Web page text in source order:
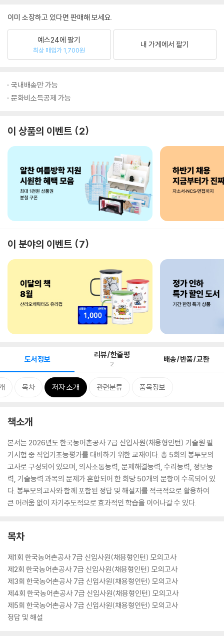
이미 소장하고 있다면 판매해 보세요.
예스24에 팔기
최상 매입가 1,700원
내 가게에서 팔기
국내배송만 가능
문화비소득공제 가능
이 상품의 이벤트 2
이 분야의 이벤트 7
도서정보 리뷰/한줄평
2 배송/반품/교환
목차 저자 소개 관련분류 품목정보
책소개
본서는 2026년도 한국농어촌공사 7급 신입사원(채용형인턴) 기술원 필
기시험 중 직업기초능평가를 대비하기 위한 교재이다. 총 5회의 봉투모의
고사로 구성되어 있으며, 의사소통능력, 문제해결능력, 수리능력, 정보능
력, 기술능력 과목의 문제가 혼합되어 한 회당 50개의 문항이 수록되어 있
다. 봉투모의고사와 함께 포함된 정답 및 해설지를 적극적으로 활용하여
큰 어려움 없이 자기주도적으로 효과적인 학습을 이어나갈 수 있다.
목차
제1회 한국농어촌공사 7급 신입사원(채용형인턴) 모의고사
제2회 한국농어촌공사 7급 신입사원(채용형인턴) 모의고사
제3회 한국농어촌공사 7급 신입사원(채용형인턴) 모의고사
제4회 한국농어촌공사 7급 신입사원(채용형인턴) 모의고사
제5회 한국농어촌공사 7급 신입사원(채용형인턴) 모의고사
정답 및 해설